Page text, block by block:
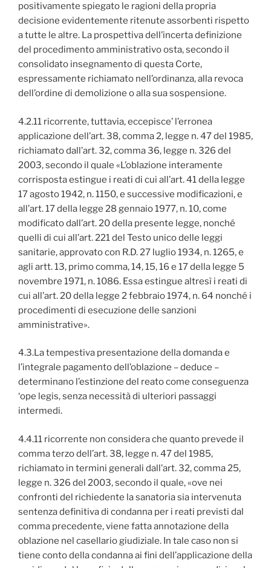
positivamente spiegato le ragioni della propria
decisione evidentemente ritenute assorbenti rispetto
a tutte le altre. La prospettiva dell’incerta definizione
del procedimento amministrativo osta, secondo il
consolidato insegnamento di questa Corte,
espressamente richiamato nell’ordinanza, alla revoca
dell’ordine di demolizione o alla sua sospensione.
4.2.11 ricorrente, tuttavia, eccepisce’ l’erronea
applicazione dell’art. 38, comma 2, legge n. 47 del 1985,
richiamato dall’art. 32, comma 36, legge n. 326 del
2003, secondo il quale «L’oblazione interamente
corrisposta estingue i reati di cui all’art. 41 della legge
17 agosto 1942, n. 1150, e successive modificazioni, e
all’art. 17 della legge 28 gennaio 1977, n. 10, come
modificato dall’art. 20 della presente legge, nonché
quelli di cui all’art. 221 del Testo unico delle leggi
sanitarie, approvato con R.D. 27 luglio 1934, n. 1265, e
agli artt. 13, primo comma, 14, 15, 16 e 17 della legge 5
novembre 1971, n. 1086. Essa estingue altresì i reati di
cui all’art. 20 della legge 2 febbraio 1974, n. 64 nonché i
procedimenti di esecuzione delle sanzioni
amministrative».
4.3.La tempestiva presentazione della domanda e
l’integrale pagamento dell’oblazione – deduce –
determinano l’estinzione del reato come conseguenza
‘ope legis, senza necessità di ulteriori passaggi
intermedi.
4.4.11 ricorrente non considera che quanto prevede il
comma terzo dell’art. 38, legge n. 47 del 1985,
richiamato in termini generali dall’art. 32, comma 25,
legge n. 326 del 2003, secondo il quale, «ove nei
confronti del richiedente la sanatoria sia intervenuta
sentenza definitiva di condanna per i reati previsti dal
comma precedente, viene fatta annotazione della
oblazione nel casellario giudiziale. In tale caso non si
tiene conto della condanna ai fini dell’applicazione della